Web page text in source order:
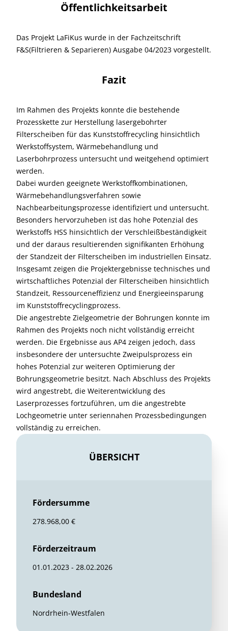
Öffentlichkeitsarbeit
Das Projekt LaFiKus wurde in der Fachzeitschrift
F&S(Filtrieren & Separieren) Ausgabe 04/2023 vorgestellt.
Fazit
Im Rahmen des Projekts konnte die bestehende
Prozesskette zur Herstellung lasergebohrter
Filterscheiben für das Kunststoffrecycling hinsichtlich
Werkstoffsystem, Wärmebehandlung und
Laserbohrprozess untersucht und weitgehend optimiert
werden.
Dabei wurden geeignete Werkstoffkombinationen,
Wärmebehandlungsverfahren sowie
Nachbearbeitungsprozesse identifiziert und untersucht.
Besonders hervorzuheben ist das hohe Potenzial des
Werkstoffs HSS hinsichtlich der Verschleißbeständigkeit
und der daraus resultierenden signifikanten Erhöhung
der Standzeit der Filterscheiben im industriellen Einsatz.
Insgesamt zeigen die Projektergebnisse technisches und
wirtschaftliches Potenzial der Filterscheiben hinsichtlich
Standzeit, Ressourceneffizienz und Energieeinsparung
im Kunststoffrecyclingprozess.
Die angestrebte Zielgeometrie der Bohrungen konnte im
Rahmen des Projekts noch nicht vollständig erreicht
werden. Die Ergebnisse aus AP4 zeigen jedoch, dass
insbesondere der untersuchte Zweipulsprozess ein
hohes Potenzial zur weiteren Optimierung der
Bohrungsgeometrie besitzt. Nach Abschluss des Projekts
wird angestrebt, die Weiterentwicklung des
Laserprozesses fortzuführen, um die angestrebte
Lochgeometrie unter seriennahen Prozessbedingungen
vollständig zu erreichen.
ÜBERSICHT
Fördersumme
278.968,00 €
Förderzeitraum
01.01.2023 - 28.02.2026
Bundesland
Nordrhein-Westfalen